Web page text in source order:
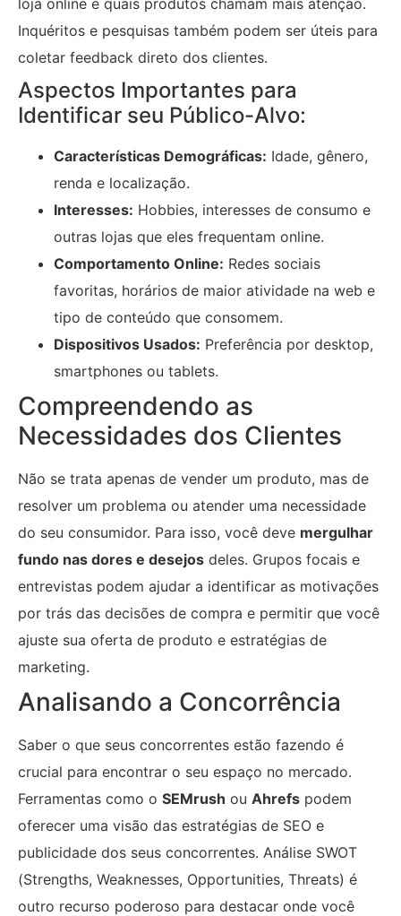
Inquéritos e pesquisas também podem ser úteis para
coletar feedback direto dos clientes.
Aspectos Importantes para
Identificar seu Público-Alvo:
Características Demográficas: Idade, gênero,
renda e localização.
Interesses: Hobbies, interesses de consumo e
outras lojas que eles frequentam online.
Comportamento Online: Redes sociais
favoritas, horários de maior atividade na web e
tipo de conteúdo que consomem.
Dispositivos Usados: Preferência por desktop,
smartphones ou tablets.
Compreendendo as
Necessidades dos Clientes
Não se trata apenas de vender um produto, mas de
resolver um problema ou atender uma necessidade
do seu consumidor. Para isso, você deve mergulhar
fundo nas dores e desejos deles. Grupos focais e
entrevistas podem ajudar a identificar as motivações
por trás das decisões de compra e permitir que você
ajuste sua oferta de produto e estratégias de
marketing.
Analisando a Concorrência
Saber o que seus concorrentes estão fazendo é
crucial para encontrar o seu espaço no mercado.
Ferramentas como o SEMrush ou Ahrefs podem
oferecer uma visão das estratégias de SEO e
publicidade dos seus concorrentes. Análise SWOT
(Strengths, Weaknesses, Opportunities, Threats) é
outro recurso poderoso para destacar onde você